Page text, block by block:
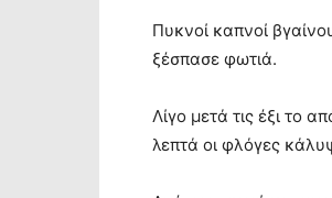
Πυκνοί καπνοί
ξέσπασε φωτιά.
Λίγο μετά τις έξι το
λεπτά οι φλόγες